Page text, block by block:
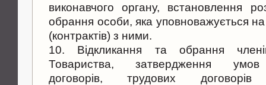
виконавчого органу, встановлення
обрання особи, яка уповноважується на
(контрактів) з ними.
10. Відкликання та обрання членів
Товариства, затвердження умов
договорів, трудових